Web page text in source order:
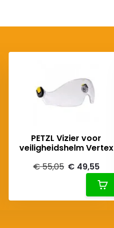
PETZL Vizier voor
veiligheidshelm Vertex
€ 55,05 € 49,55